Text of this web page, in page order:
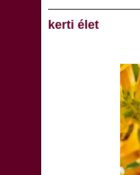
kerti élet